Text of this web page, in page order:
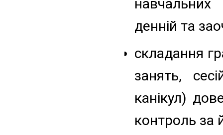
денній та
складання
занять,
канікул)
контроль за